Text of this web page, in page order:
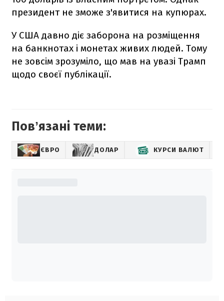
президент не зможе з'явитися на купюрах.
У США давно діє заборона на розміщення
на банкнотах і монетах живих людей. Тому
не зовсім зрозуміло, що мав на увазі Трамп
щодо своєї публікації.
Повʼязані теми:
ЄВРО ДОЛАР КУРСИ ВАЛЮТ